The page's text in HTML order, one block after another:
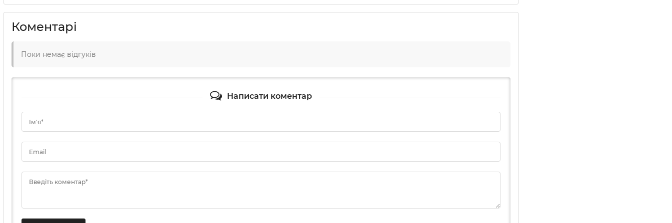
Коментарі
Поки немає відгуків
Написати коментар
Ім'я*
Email
Введіть коментар*